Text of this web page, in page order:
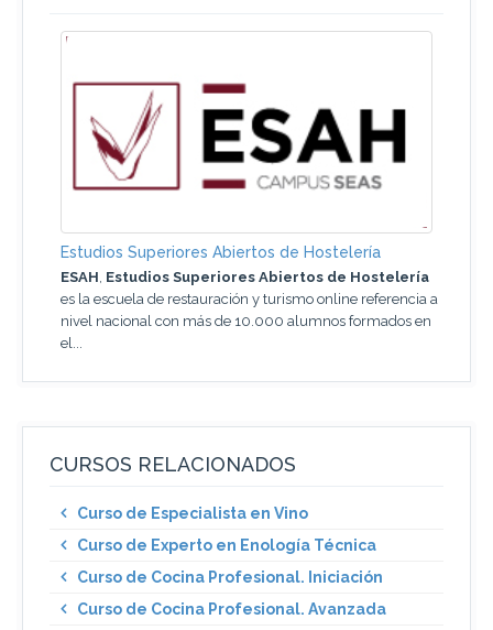
Estudios Superiores Abiertos de Hostelería
ESAH Estudios Superiores Abiertos de Hostelería
es la escuela de restauración y turismo online referencia a
nivel nacional con más de 10.000 alumnos formados en
el...
CURSOS RELACIONADOS
Curso de Especialista en Vino
Curso de Experto en Enología Técnica
Curso de Cocina Profesional. Iniciación
Curso de Cocina Profesional. Avanzada